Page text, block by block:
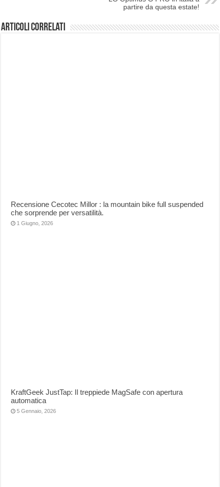
partire da questa estate!
Articoli correlati
Recensione Cecotec Millor : la mountain bike full suspended
che sorprende per versatilità.
1 Giugno, 2026
KraftGeek JustTap: Il treppiede MagSafe con apertura
automatica
5 Gennaio, 2026